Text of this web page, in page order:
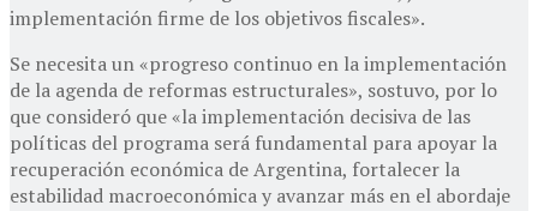
implementación firme de los objetivos fiscales».
Se necesita un «progreso continuo en la implementación
de la agenda de reformas estructurales», sostuvo, por lo
que consideró que «la implementación decisiva de las
políticas del programa será fundamental para apoyar la
recuperación económica de Argentina, fortalecer la
estabilidad macroeconómica y avanzar más en el abordaje